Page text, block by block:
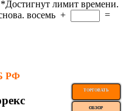
*Достигнут лимит времени.
восемь +
=
РФ
ТОРГОВАТЬ
ОБЗОР